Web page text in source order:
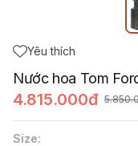
Yêu thích
Nước hoa Tom
4.815.000đ
Size: